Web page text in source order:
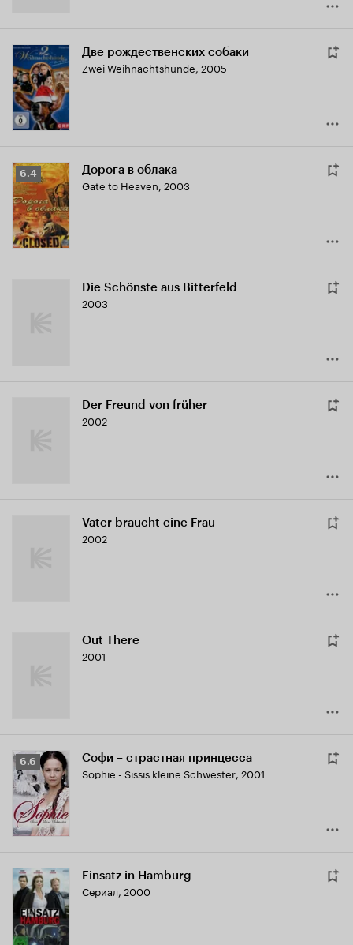
Две рождественских собаки
Zwei Weihnachtshunde, 2005
Рейтинг
Кинопоиска
6.4
6.4 Дорога в облака
Gate to Heaven, 2003
Die Schönste aus Bitterfeld
2003
Der Freund von früher
2002
Vater braucht eine Frau
2002
Out There
2001
Рейтинг
Кинопоиска
6.6
6.6 Софи – страстная принцесса
Sophie - Sissis kleine Schwester, 2001
Einsatz in Hamburg
Сериал, 2000